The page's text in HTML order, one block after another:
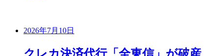
2026年7月10日